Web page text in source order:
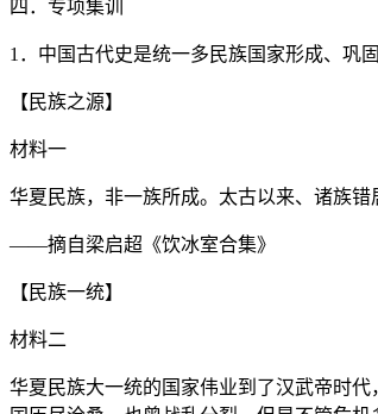
四．专项集训
1．中国古代史是统一多民族国家形成、巩
【民族之源】
材料一
华夏民族，非一族所成。太古以来、诸族
——摘自梁启超《饮冰室合集》
【民族一统】
材料二
华夏民族大一统的国家伟业到了汉武帝时